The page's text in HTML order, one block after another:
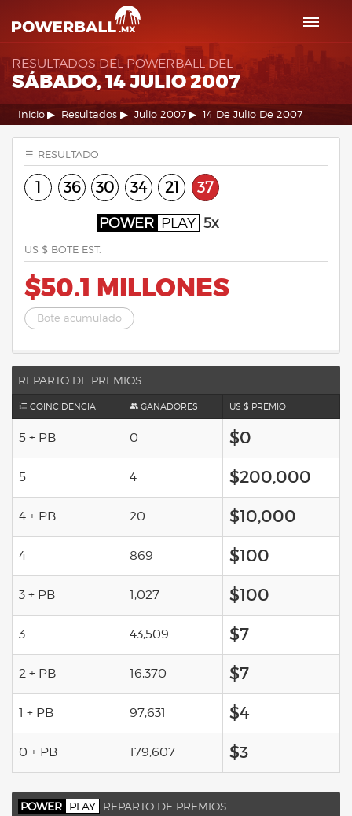
RESULTADOS DEL POWERBALL DEL
SÁBADO, 14 JULIO 2007
Inicio Resultados Julio 2007 14 De Julio De 2007
RESULTADO
1 36 30 34 21 37
POWER PLAY 5x
US $ BOTE EST.
$50.1 MILLONES
Bote acumulado
REPARTO DE PREMIOS
COINCIDENCIA GANADORES US $ PREMIO
5 + PB 0 $0
5 4 $200,000
4 + PB 20 $10,000
4 869 $100
3 + PB 1,027 $100
3 43,509 $7
2 + PB 16,370 $7
1 + PB 97,631 $4
0 + PB 179,607 $3
POWER PLAY REPARTO DE PREMIOS